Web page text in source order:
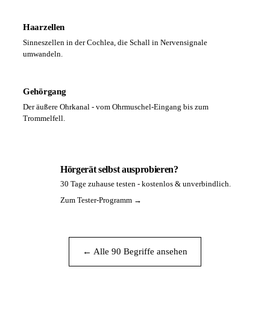
Haarzellen
Sinneszellen in der Cochlea, die Schall in Nervensignale
umwandeln.
Gehörgang
Der äußere Ohrkanal - vom Ohrmuschel-Eingang bis zum
Trommelfell.
Hörgerät selbst ausprobieren?
30 Tage zuhause testen - kostenlos & unverbindlich.
Zum Tester-Programm →
← Alle 90 Begriffe ansehen